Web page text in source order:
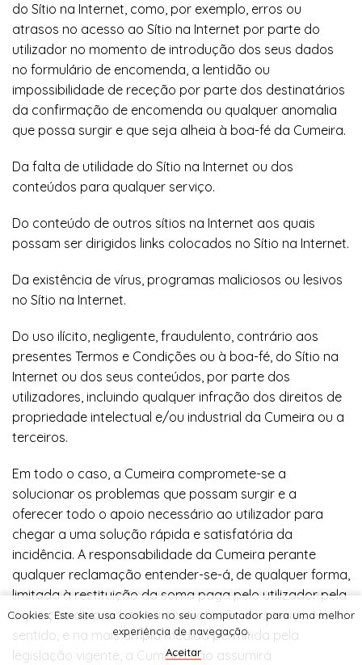
do Sítio na Internet, como, por exemplo, erros ou
atrasos no acesso ao Sítio na Internet por parte do
utilizador no momento de introdução dos seus dados
no formulário de encomenda, a lentidão ou
impossibilidade de receção por parte dos destinatários
da confirmação de encomenda ou qualquer anomalia
que possa surgir e que seja alheia à boa-fé da Cumeira.
Da falta de utilidade do Sítio na Internet ou dos
conteúdos para qualquer serviço.
Do conteúdo de outros sítios na Internet aos quais
possam ser dirigidos links colocados no Sítio na Internet.
Da existência de vírus, programas maliciosos ou lesivos
no Sítio na Internet.
Do uso ilícito, negligente, fraudulento, contrário aos
presentes Termos e Condições ou à boa-fé, do Sítio na
Internet ou dos seus conteúdos, por parte dos
utilizadores, incluindo qualquer infração dos direitos de
propriedade intelectual e/ou industrial da Cumeira ou a
terceiros.
Em todo o caso, a Cumeira compromete-se a
solucionar os problemas que possam surgir e a
oferecer todo o apoio necessário ao utilizador para
chegar a uma solução rápida e satisfatória da
incidência. A responsabilidade da Cumeira perante
qualquer reclamação entender-se-á, de qualquer forma,
limitada à restituição da soma paga pelo utilizador pela
aquisição do produto ou contratação do serviço. Neste
sentido, e na mais ampla medida permitida pela
legislação vigente, a Cumeira não assumirá
Cookies: Este site usa cookies no seu computador para uma melhor
experiência de navegação.
Aceitar